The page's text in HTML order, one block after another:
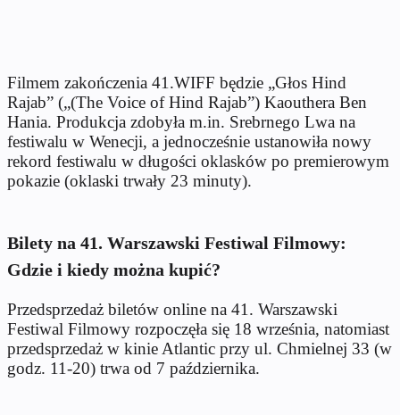
Filmem zakończenia 41.WIFF będzie „Głos Hind
Rajab” („(The Voice of Hind Rajab”) Kaouthera Ben
Hania. Produkcja zdobyła m.in. Srebrnego Lwa na
festiwalu w Wenecji, a jednocześnie ustanowiła nowy
rekord festiwalu w długości oklasków po premierowym
pokazie (oklaski trwały 23 minuty).
Bilety na 41. Warszawski Festiwal Filmowy:
Gdzie i kiedy można kupić?
Przedsprzedaż biletów online na 41. Warszawski
Festiwal Filmowy rozpoczęła się 18 września, natomiast
przedsprzedaż w kinie Atlantic przy ul. Chmielnej 33 (w
godz. 11-20) trwa od 7 października.